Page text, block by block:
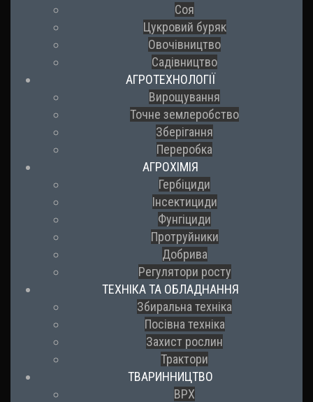
Соя
Цукровий буряк
Овочівництво
Садівництво
АГРОТЕХНОЛОГІЇ
Вирощування
Точне землеробство
Зберігання
Переробка
АГРОХІМІЯ
Гербіциди
Інсектициди
Фунгіциди
Протруйники
Добрива
Регулятори росту
ТЕХНІКА ТА ОБЛАДНАННЯ
Збиральна техніка
Посівна техніка
Захист рослин
Трактори
ТВАРИННИЦТВО
ВРХ